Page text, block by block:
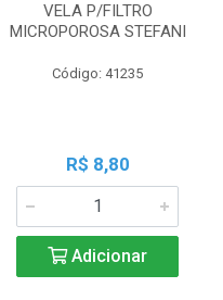
VELA P/FILTRO
MICROPOROSA STEFANI
Código: 41235
R$ 8,80
Adicionar